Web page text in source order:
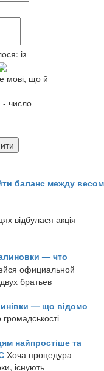
із
мові, що й
- число
баланс между весом
відбулася акція
— что
официальной
братьев
— що відомо
найпростіше та
Хоча процедура
існують